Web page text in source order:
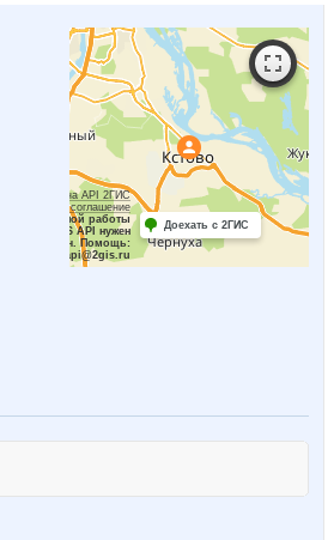
Работает на API 2ГИС
Лицензионное соглашение
Для корректной работы
Raster JS API нужен
ключ. Помощь:
api@2gis.ru
Доехать с 2ГИС